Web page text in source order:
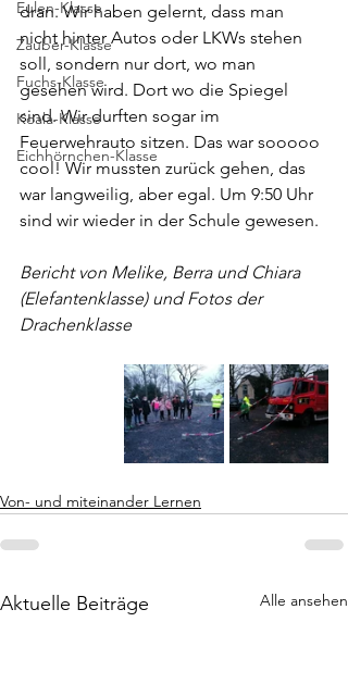
Eulen-Klasse
Zauber-Klasse
Fuchs-Klasse
Koala-Klasse
Eichhörnchen-Klasse
dran. Wir haben gelernt, dass man
nicht hinter Autos oder LKWs stehen
soll, sondern nur dort, wo man
gesehen wird. Dort wo die Spiegel
sind. Wir durften sogar im
Feuerwehrauto sitzen. Das war sooooo
cool! Wir mussten zurück gehen, das
war langweilig, aber egal. Um 9:50 Uhr
sind wir wieder in der Schule gewesen.
Bericht von Melike, Berra und Chiara
(Elefantenklasse) und Fotos der
Drachenklasse
Von- und miteinander Lernen
Aktuelle Beiträge Alle ansehen